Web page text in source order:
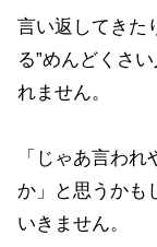
言い返してきた
る”めんどくさ
れません。
「じゃあ言わ
か」と思うかも
いきません。